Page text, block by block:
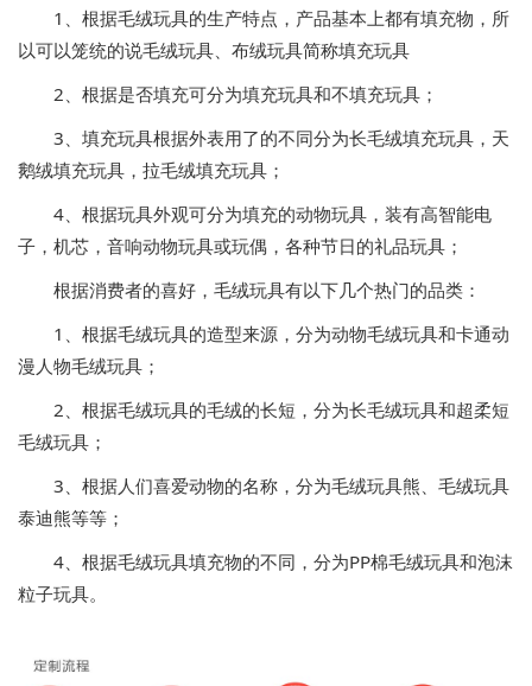
1、根据毛绒玩具的生产特点，产品基本上都有填充物，所
以可以笼统的说毛绒玩具、布绒玩具简称填充玩具
2、根据是否填充可分为填充玩具和不填充玩具；
3、填充玩具根据外表用了的不同分为长毛绒填充玩具，天
鹅绒填充玩具，拉毛绒填充玩具；
4、根据玩具外观可分为填充的动物玩具，装有高智能电
子，机芯，音响动物玩具或玩偶，各种节日的礼品玩具；
根据消费者的喜好，毛绒玩具有以下几个热门的品类：
1、根据毛绒玩具的造型来源，分为动物毛绒玩具和卡通动
漫人物毛绒玩具；
2、根据毛绒玩具的毛绒的长短，分为长毛绒玩具和超柔短
毛绒玩具；
3、根据人们喜爱动物的名称，分为毛绒玩具熊、毛绒玩具
泰迪熊等等；
4、根据毛绒玩具填充物的不同，分为PP棉毛绒玩具和泡沫
粒子玩具。